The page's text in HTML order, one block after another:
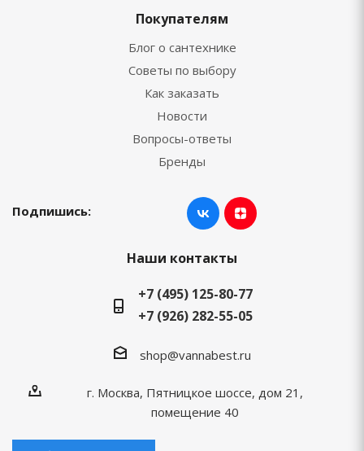
Покупателям
Блог о сантехнике
Советы по выбору
Как заказать
Новости
Вопросы-ответы
Бренды
Подпишись:
Наши контакты
+7 (495) 125-80-77
+7 (926) 282-55-05
shop@vannabest.ru
г. Москва, Пятницкое шоссе, дом 21,
помещение 40